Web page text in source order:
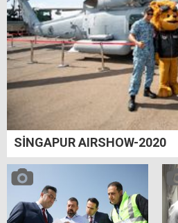
SİNGAPUR AIRSHOW-2020